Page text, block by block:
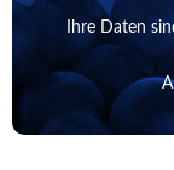
Ihre Daten